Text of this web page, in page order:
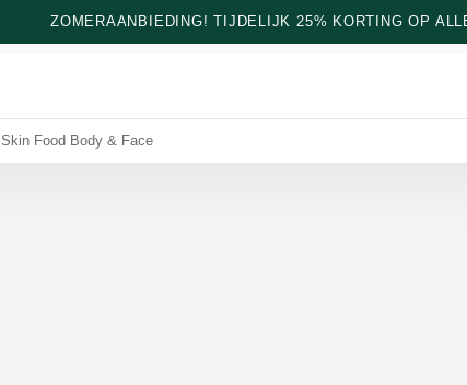
ZOMERAANBIEDING! TIJDELIJK 25% KORTING OP
Skin Food Body & Face